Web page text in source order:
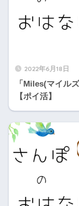
2022年6月18日
「Miles(マイル
【ポイ活】